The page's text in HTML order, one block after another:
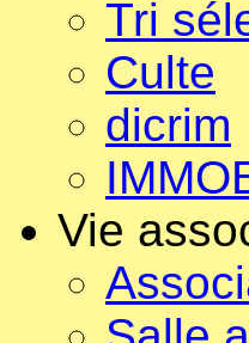
Tri
Culte
dicrim
Vie